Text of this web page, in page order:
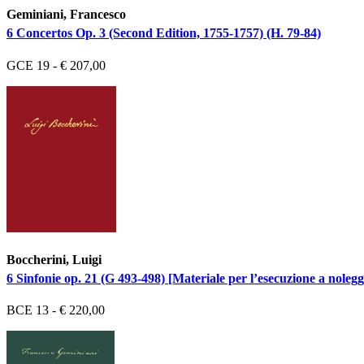
Geminiani, Francesco
6 Concertos Op. 3 (Second Edition, 1755-1757) (H. 79-84)
GCE 19 - € 207,00
Boccherini, Luigi
6 Sinfonie op. 21 (G 493-498) [Materiale per l’esecuzione a
BCE 13 - € 220,00